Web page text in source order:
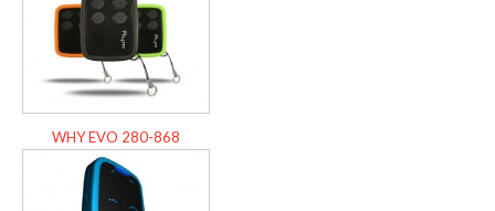
WHY EVO 280-868